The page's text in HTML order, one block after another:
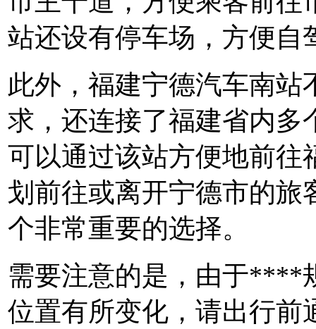
站还设有停车场，方便自
此外，福建宁德汽车南
求，还连接了福建省内多
可以通过该站方便地前往
划前往或离开宁德市的旅
个非常重要的选择。
需要注意的是，由于****
位置有所变化，请出行